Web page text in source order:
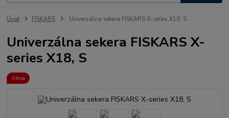
Úvod FISKARS Univerzálna sekera FISKARS X-series X18, S
Univerzálna sekera FISKARS X-
series X18, S
Akcia